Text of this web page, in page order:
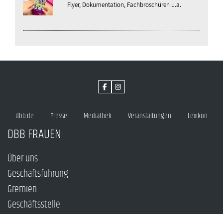
Flyer, Dokumentation, Fachbroschüren u.a.
dbb.de Presse Mediathek Veranstaltungen Lexikon
DBB FRAUEN
Über uns
Geschäftsführung
Gremien
Geschäftsstelle